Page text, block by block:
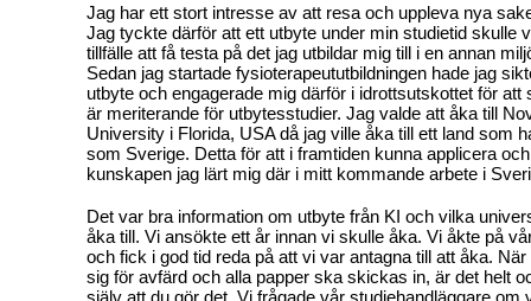
Jag har ett stort intresse av att resa och uppleva nya
Jag tyckte därför att ett utbyte under min studietid skulle
tillfälle att få testa på det jag utbildar mig till i en annan
Sedan jag startade fysioterapeututbildningen hade jag
utbyte och engagerade mig därför i idrottsutskottet för att
är meriterande för utbytesstudier. Jag valde att åka till
University i Florida, USA då jag ville åka till ett land som
som Sverige. Detta för att i framtiden kunna applicera
kunskapen jag lärt mig där i mitt kommande arbete i
Det var bra information om utbyte från KI och vilka
åka till. Vi ansökte ett år innan vi skulle åka. Vi åkte på
och fick i god tid reda på att vi var antagna till att åka.
sig för avfärd och alla papper ska skickas in, är det helt
själv att du gör det. Vi frågade vår studiehandläggare om